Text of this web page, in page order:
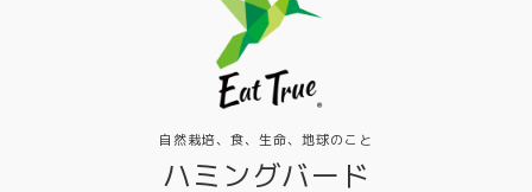
自然栽培、食、生命、地球のこと
ハミングバード